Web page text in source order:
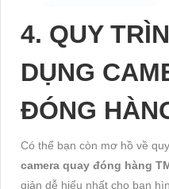
4. QUY
DỤNG
ĐÓNG
Có thể bạn còn mơ hồ về
camera quay đóng hàng
giản dễ hiểu nhất cho bạn